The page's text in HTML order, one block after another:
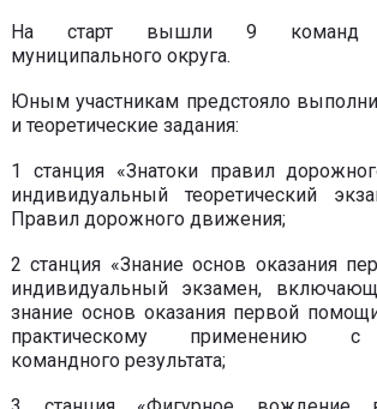
На старт вышли 9 команд
муниципального округа.
Юным участникам предстояло
и теоретические задания:
1 станция «Знатоки правил
индивидуальный теоретический
Правил дорожного движения;
2 станция «Знание основ оказания
индивидуальный экзамен,
знание основ оказания первой
практическому применению с
командного результата;